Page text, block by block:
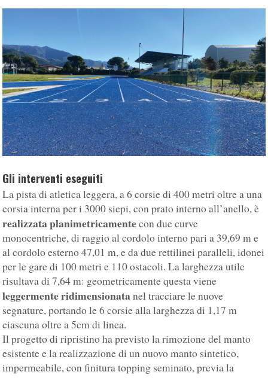
Gli interventi eseguiti
La pista di atletica leggera, a 6 corsie di 400 metri oltre a una
corsia interna per i 3000 siepi, con prato interno all’anello, è
realizzata planimetricamentecon due curve
monocentriche, di raggio al cordolo interno pari a 39,69 m e
al cordolo esterno 47,01 m, e da due rettilinei paralleli, idonei
per le gare di 100 metri e 110 ostacoli. La larghezza utile
risultava di 7,64 m: geometricamente questa viene
leggermente ridimensionatanel tracciare le nuove
segnature, portando le 6 corsie alla larghezza di 1,17 m
ciascuna oltre a 5cm di linea.
Il progetto di ripristino ha previsto la rimozione del manto
esistente e la realizzazione di un nuovo manto sintetico,
impermeabile, con finitura topping seminato, previa la